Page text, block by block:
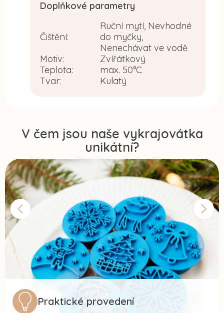
V čem jsou naše vykrajovátka
unikátní?
Praktické provedení
Doplňkové parametry
Čištění:
Ruční mytí, Nevhodné
do myčky,
Nenechávat ve vodě
Motiv:
Zvířátkový
Teplota:
max. 50°C
Tvar: Kulatý